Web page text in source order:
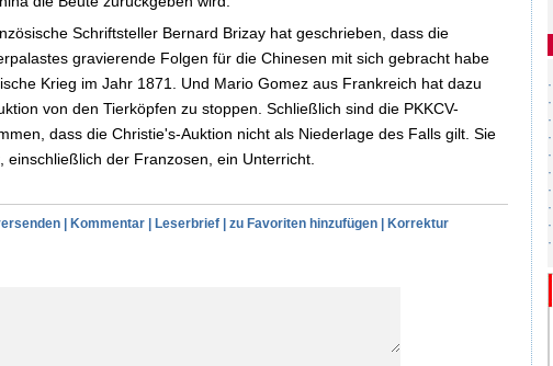
Schriftsteller Bernard Brizay hat geschrieben, dass die
gravierende Folgen für die Chinesen mit sich gebracht habe
Krieg im Jahr 1871. Und Mario Gomez aus Frankreich hat dazu
von den Tierköpfen zu stoppen. Schließlich sind die PKKCV-
dass die Christie's-Auktion nicht als Niederlage des Falls gilt. Sie
der Franzosen, ein Unterricht.
Kommentar Leserbrief zu Favoriten hinzufügen Korrektur